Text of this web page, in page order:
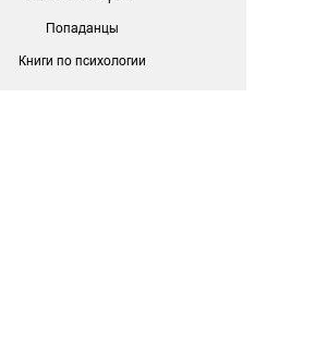
Попаданцы
Книги по психологии